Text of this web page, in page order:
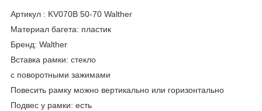
Артикул : KV070B 50-70 Walther
Материал багета: пластик
Бренд: Walther
Вставка рамки: стекло
с поворотными зажимами
Повесить рамку можно вертикально или горизонтально
Подвес у рамки: есть